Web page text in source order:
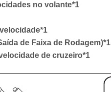
no volante*1
de Faixa de Rodagem)*1
de cruzeiro*1